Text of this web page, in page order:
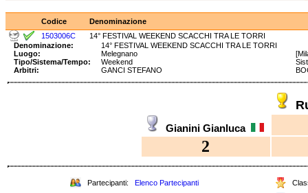
Codice
Denominazione
1503006C
14° FESTIVAL WEEKEND SCACCHI TRA LE TORRI
Denominazione:
14° FESTIVAL WEEKEND SCACCHI TRA LE TORRI
Luogo:
Melegnano
Tipo/Sistema/Tempo:
Weekend
Arbitri:
GANCI STEFANO
Gianini Gianluca
2
Partecipanti: Elenco Partecipanti